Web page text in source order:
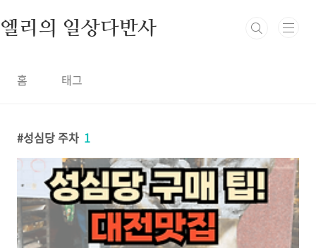
엘리의 일상다반사
홈 태그
성심당 주차 1